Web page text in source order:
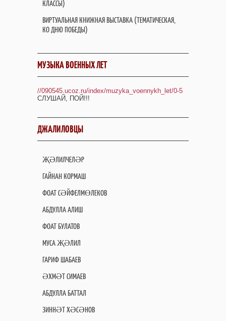
КЛАССЫ)
ВИРТУАЛЬНАЯ КНИЖНАЯ ВЫСТАВКА (ТЕМАТИЧЕСКАЯ,
КО ДНЮ ПОБЕДЫ)
МУЗЫКА ВОЕННЫХ ЛЕТ
//090545.ucoz.ru/index/muzyka_voennykh_let/0-5
СЛУШАЙ, ПОЙ!!!
ДЖАЛИЛОВЦЫ
ҖӘЛИЛЧЕЛӘР
ГАЙНАН КОРМАШ
ФОАТ СӘЙФЕЛМӨЛЕКОВ
АБДУЛЛА АЛИШ
ФОАТ БУЛАТОВ
МУСА ҖӘЛИЛ
ГАРИФ ШАБАЕВ
ӘХМӘТ СИМАЕВ
АБДУЛЛА БАТТАЛ
ЗИННӘТ ХӘСӘНОВ